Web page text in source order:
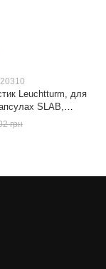
Leuchtturm, для
SLAB,
грн